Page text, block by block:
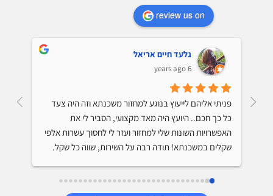
review us on
גלעד חיים אריאל
6 years ago
שקלים במשכנתא! תודה רבה על השירות, שווה כל שקל.